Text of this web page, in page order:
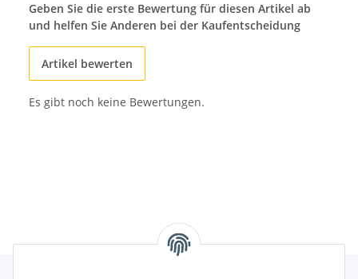
Geben Sie die erste Bewertung für diesen Artikel ab
und helfen Sie Anderen bei der Kaufentscheidung
Artikel bewerten
Es gibt noch keine Bewertungen.